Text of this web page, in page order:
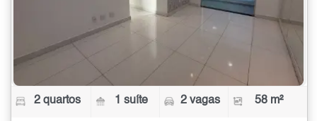
2 quartos 1 suíte 2 vagas 58 m²